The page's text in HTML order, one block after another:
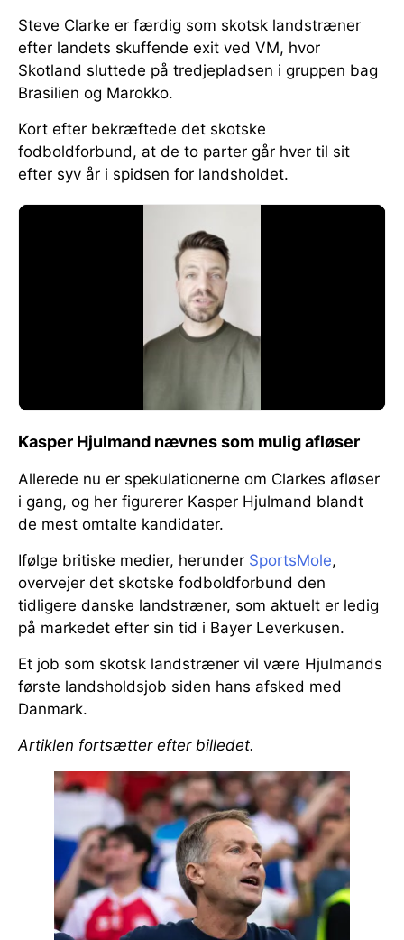
Steve Clarke er færdig som skotsk landstræner
efter landets skuffende exit ved VM, hvor
Skotland sluttede på tredjepladsen i gruppen bag
Brasilien og Marokko.
Kort efter bekræftede det skotske
fodboldforbund, at de to parter går hver til sit
efter syv år i spidsen for landsholdet.
Kasper Hjulmand nævnes som mulig afløser
Allerede nu er spekulationerne om Clarkes afløser
i gang, og her figurerer Kasper Hjulmand blandt
de mest omtalte kandidater.
Ifølge britiske medier, herunder SportsMole,
overvejer det skotske fodboldforbund den
tidligere danske landstræner, som aktuelt er ledig
på markedet efter sin tid i Bayer Leverkusen.
Et job som skotsk landstræner vil være Hjulmands
første landsholdsjob siden hans afsked med
Danmark.
Artiklen fortsætter efter billedet.